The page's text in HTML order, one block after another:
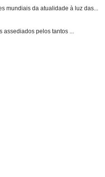
mundiais da atualidade à luz das...
assediados pelos tantos ...